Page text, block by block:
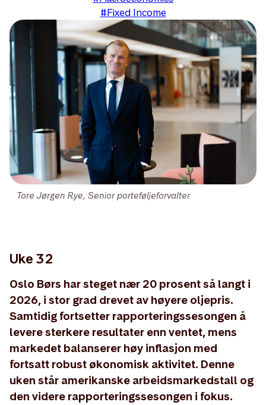
Tore Jørgen Rye, Senior porteføljeforvalter
#Fixed Income
Uke 32
Oslo Børs har steget nær 20 prosent så langt i
2026, i stor grad drevet av høyere oljepris.
Samtidig fortsetter rapporteringssesongen å
levere sterkere resultater enn ventet, mens
markedet balanserer høy inflasjon med
fortsatt robust økonomisk aktivitet. Denne
uken står amerikanske arbeidsmarkedstall og
den videre rapporteringssesongen i fokus.